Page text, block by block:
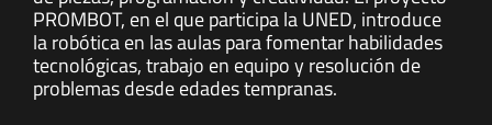
PROMBOT, en el que participa la UNED, introduce
la robótica en las aulas para fomentar habilidades
tecnológicas, trabajo en equipo y resolución de
problemas desde edades tempranas.